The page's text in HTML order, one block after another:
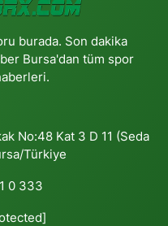
burada. Son dakika
Bursa'dan tüm spor
No:48 Kat 3 D 11 (Seda
Türkiye
0 333